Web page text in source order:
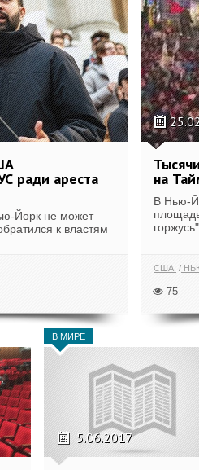
ради ареста
Йорк не может
к властям
на
В Нью-
США
75
В МИРЕ
5.06.2017